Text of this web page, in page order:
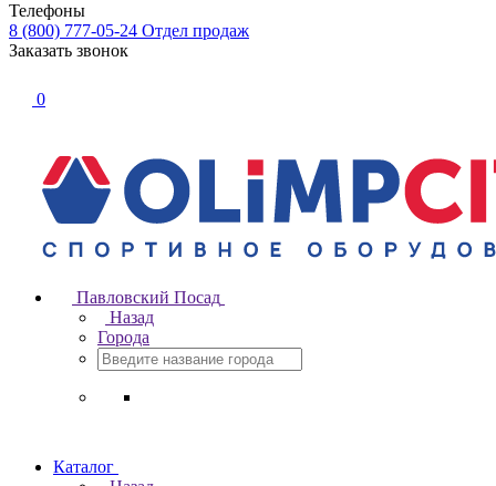
Телефоны
8 (800) 777-05-24 Отдел продаж
Заказать звонок
0
Павловский Посад
Назад
Города
Каталог